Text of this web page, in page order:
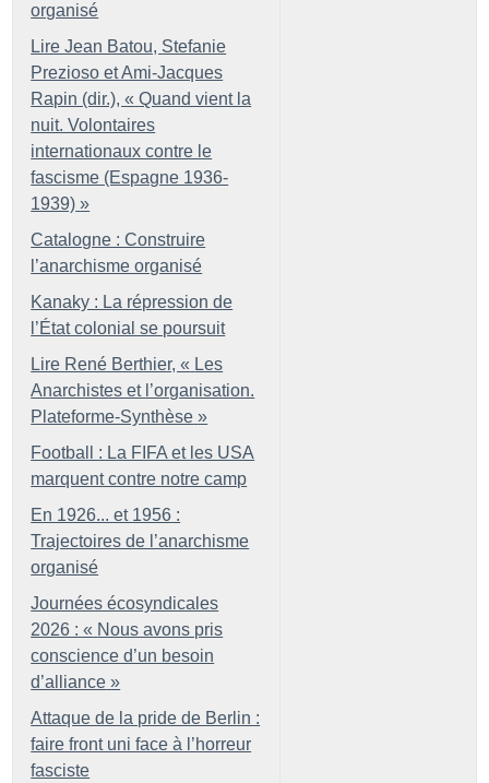
organisé
Lire Jean Batou, Stefanie
Prezioso et Ami-Jacques
Rapin (dir.), « Quand vient la
nuit. Volontaires
internationaux contre le
fascisme (Espagne 1936-
1939) »
Catalogne : Construire
l’anarchisme organisé
Kanaky : La répression de
l’État colonial se poursuit
Lire René Berthier, « Les
Anarchistes et l’organisation.
Plateforme-Synthèse »
Football : La FIFA et les USA
marquent contre notre camp
En 1926... et 1956 :
Trajectoires de l’anarchisme
organisé
Journées écosyndicales
2026 : « Nous avons pris
conscience d’un besoin
d’alliance »
Attaque de la pride de Berlin :
faire front uni face à l’horreur
fasciste